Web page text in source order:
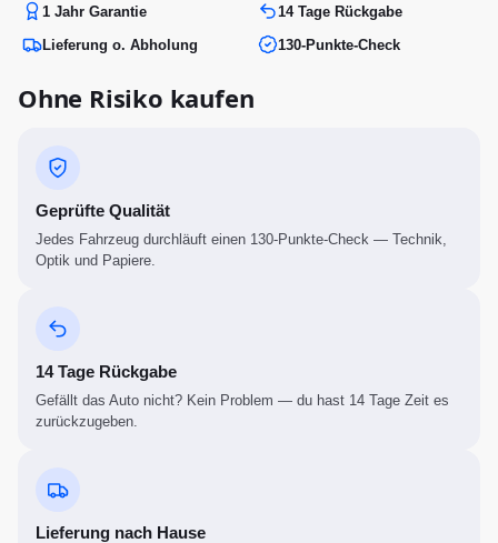
1 Jahr Garantie
14 Tage Rückgabe
Lieferung o. Abholung
130-Punkte-Check
Ohne Risiko kaufen
Geprüfte Qualität
Jedes Fahrzeug durchläuft einen 130-Punkte-Check — Technik,
Optik und Papiere.
14 Tage Rückgabe
Gefällt das Auto nicht? Kein Problem — du hast 14 Tage Zeit es
zurückzugeben.
Lieferung nach Hause